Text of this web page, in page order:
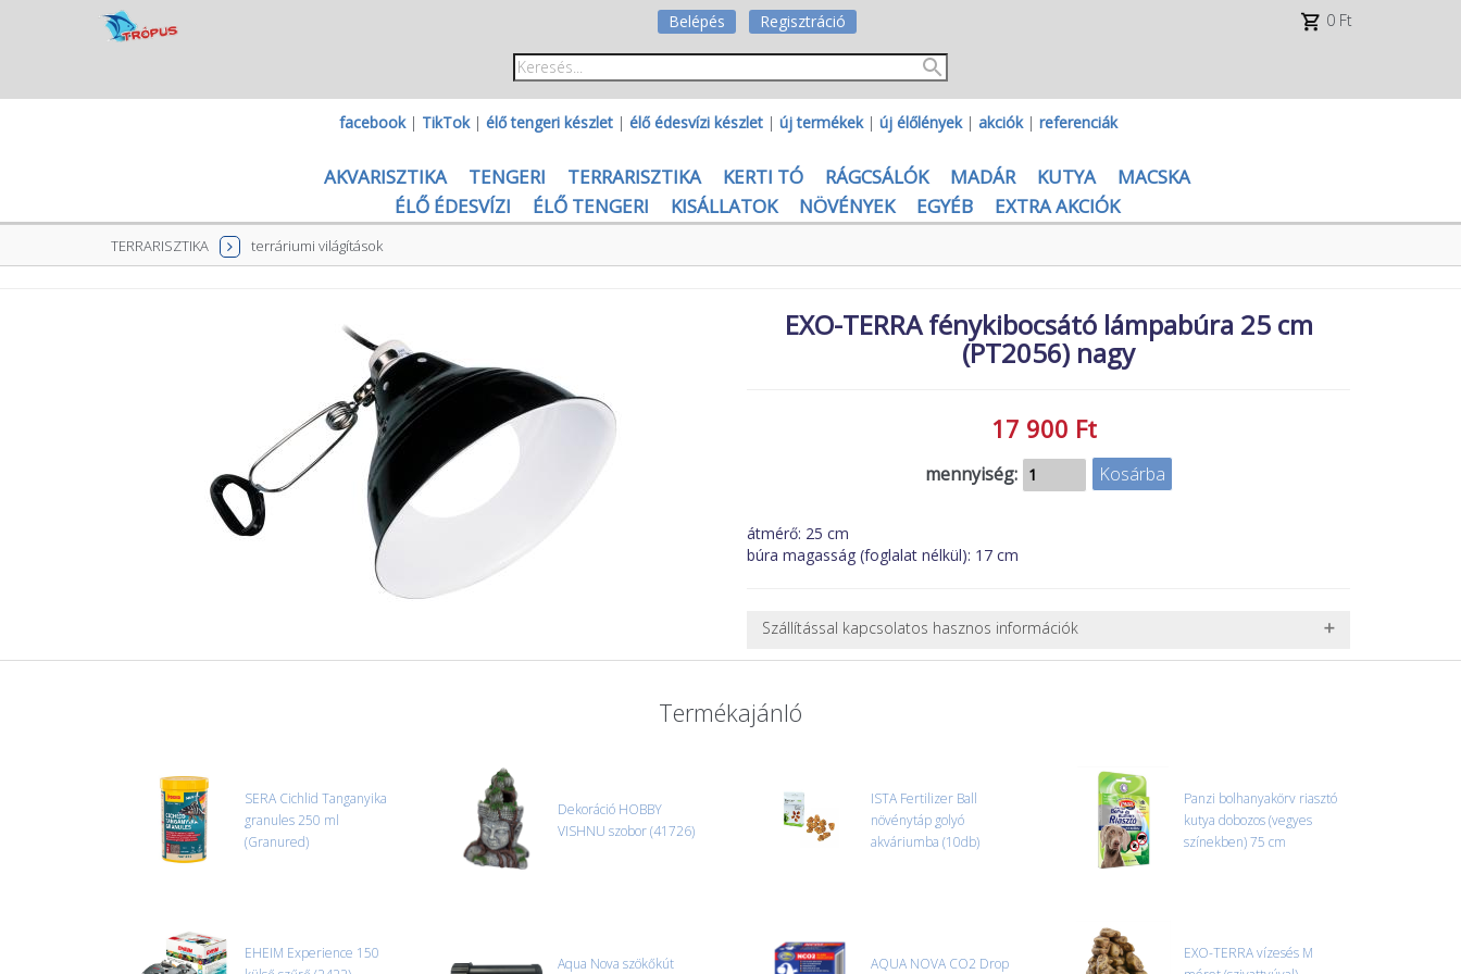
Belépés Regisztráció 0 Ft
facebook| TikTok| élő tengeri készlet | élő édesvízi készlet | új termékek| új élőlények| akciók| referenciák
AKVARISZTIKA TENGERI TERRARISZTIKA KERTI TÓ RÁGCSÁLÓK MADÁR KUTYA
MACSKA
ÉLŐ ÉDESVÍZI
ÉLŐ TENGERI KISÁLLATOK NÖVÉNYEK EGYÉB EXTRA AKCIÓK
TERRARISZTIKA terráriumi világítások
EXO-TERRA fénykibocsátó lámpabúra 25 cm
(PT2056) nagy
17 900 Ft
mennyiség:
átmérő: 25 cm
búra magasság (foglalat nélkül): 17 cm
Szállítással kapcsolatos hasznos információk
nagy vagy nehéz termékeknél (pl. nagy akváriumok, bútorok, stb.) egyedi szállítási
ajánlatot adunk.
oldjuk meg. Minden rendelés egyedi, úgyhogy előre egyeztetni kell mindenképpen.
CSOMAG ÁTVÉTELE
Amennyiben a csomag átvételekor sérülést, folyadékot vagy bármi rendellenességet
tapasztal, a kibontás és az átvétel előtt jegyzőkönyvet kell felvenni a futárral. A sérült
Termékajánló
SERA Cichlid Tanganyika
granules 250 ml
(Granured)
Dekoráció HOBBY
VISHNU szobor (41726)
ISTA Fertilizer Ball
növénytáp golyó
akváriumba (10db)
Panzi bolhanyakörv riasztó
kutya dobozos (vegyes
színekben) 75 cm
EHEIM Experience 150
Aqua Nova szökőkút AQUA NOVA CO2 Drop
EXO-TERRA vízesés M